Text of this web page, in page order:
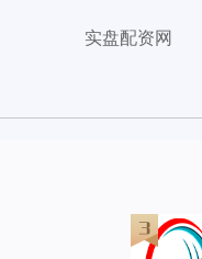
实盘配资网